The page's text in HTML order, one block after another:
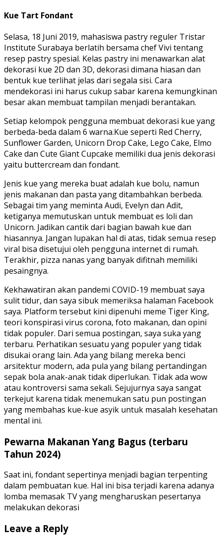
Kue Tart Fondant
Selasa, 18 Juni 2019, mahasiswa pastry reguler Tristar
Institute Surabaya berlatih bersama chef Vivi tentang
resep pastry spesial. Kelas pastry ini menawarkan alat
dekorasi kue 2D dan 3D, dekorasi dimana hiasan dan
bentuk kue terlihat jelas dari segala sisi. Cara
mendekorasi ini harus cukup sabar karena kemungkinan
besar akan membuat tampilan menjadi berantakan.
Setiap kelompok pengguna membuat dekorasi kue yang
berbeda-beda dalam 6 warna.Kue seperti Red Cherry,
Sunflower Garden, Unicorn Drop Cake, Lego Cake, Elmo
Cake dan Cute Giant Cupcake memiliki dua jenis dekorasi
yaitu buttercream dan fondant.
Jenis kue yang mereka buat adalah kue bolu, namun
jenis makanan dan pasta yang ditambahkan berbeda.
Sebagai tim yang meminta Audi, Evelyn dan Adit,
ketiganya memutuskan untuk membuat es loli dan
Unicorn. Jadikan cantik dari bagian bawah kue dan
hiasannya. Jangan lupakan hal di atas, tidak semua resep
viral bisa disetujui oleh pengguna internet di rumah.
Terakhir, pizza nanas yang banyak difitnah memiliki
pesaingnya.
Kekhawatiran akan pandemi COVID-19 membuat saya
sulit tidur, dan saya sibuk memeriksa halaman Facebook
saya. Platform tersebut kini dipenuhi meme Tiger King,
teori konspirasi virus corona, foto makanan, dan opini
tidak populer. Dari semua postingan, saya suka yang
terbaru. Perhatikan sesuatu yang populer yang tidak
disukai orang lain. Ada yang bilang mereka benci
arsitektur modern, ada pula yang bilang pertandingan
sepak bola anak-anak tidak diperlukan. Tidak ada wow
atau kontroversi sama sekali. Sejujurnya saya sangat
terkejut karena tidak menemukan satu pun postingan
yang membahas kue-kue asyik untuk masalah kesehatan
mental ini.
Pewarna Makanan Yang Bagus (terbaru
Tahun 2024)
Saat ini, fondant sepertinya menjadi bagian terpenting
dalam pembuatan kue. Hal ini bisa terjadi karena adanya
lomba memasak TV yang mengharuskan pesertanya
melakukan dekorasi
Leave a Reply